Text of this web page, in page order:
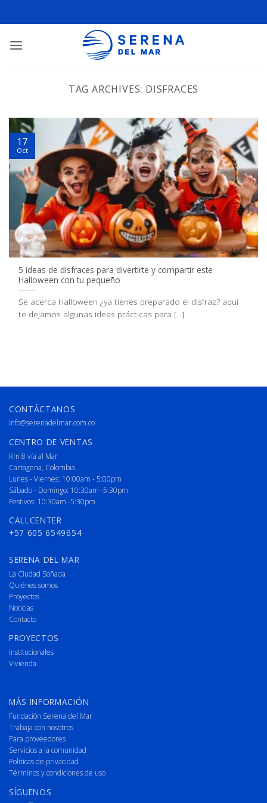
TAG ARCHIVES: DISFRACES
5 ideas de disfraces para divertirte y compartir este
Halloween con tu pequeño
Se acerca Halloween ¿ya tienes preparado el disfraz? aquí
te dejamos algunas ideas prácticas para [...]
17
Oct
CONTÁCTANOS
info@serenadelmar.com.co
CENTRO DE VENTAS
Km 8 vía al Mar
Cartagena, Colombia
Lunes - Viernes: 10:00am - 5:00pm
Sábado - Domingo: 10:30am -5:30pm
Festivos: 10:30am -5:30pm
CALLCENTER
+57 605 6549654
SERENA DEL MAR
La Ciudad Soñada
Quiénes somos
Proyectos
Noticias
Contacto
PROYECTOS
Institucionales
Vivienda
MÁS INFORMACIÓN
Fundación Serena del Mar
Trabaja con nosotros
Para proveedores
Servicios a la comunidad
Políticas de privacidad
Términos y condiciones de uso
SÍGUENOS